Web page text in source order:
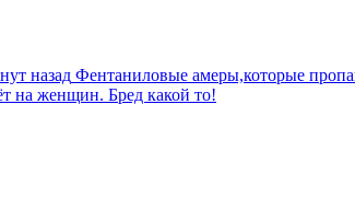
назад Фентаниловые амеры,которые
на женщин. Бред какой то!